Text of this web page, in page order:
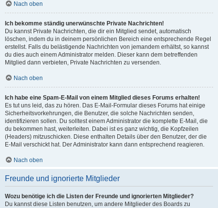
Nach oben
Ich bekomme ständig unerwünschte Private Nachrichten!
Du kannst Private Nachrichten, die dir ein Mitglied sendet, automatisch
löschen, indem du in deinem persönlichen Bereich eine entsprechende Regel
erstellst. Falls du belästigende Nachrichten von jemandem erhältst, so kannst
du dies auch einem Administrator melden. Dieser kann dem betreffenden
Mitglied dann verbieten, Private Nachrichten zu versenden.
Nach oben
Ich habe eine Spam-E-Mail von einem Mitglied dieses Forums erhalten!
Es tut uns leid, das zu hören. Das E-Mail-Formular dieses Forums hat einige
Sicherheitsvorkehrungen, die Benutzer, die solche Nachrichten senden,
identifizieren sollen. Du solltest einem Administrator die komplette E-Mail, die
du bekommen hast, weiterleiten. Dabei ist es ganz wichtig, die Kopfzeilen
(Headers) mitzuschicken. Diese enthalten Details über den Benutzer, der die
E-Mail verschickt hat. Der Administrator kann dann entsprechend reagieren.
Nach oben
Freunde und ignorierte Mitglieder
Wozu benötige ich die Listen der Freunde und ignorierten Mitglieder?
Du kannst diese Listen benutzen, um andere Mitglieder des Boards zu